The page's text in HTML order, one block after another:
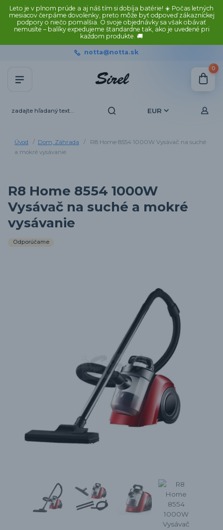
Leto je v plnom prúde a aj náš tím si dobíja batérie! ☀️ Počas letných
mesiacov čerpáme dovolenky, preto môže byť odpoveď zákazníckej
podpory o niečo pomalšia. O svoje objednávky sa však obávať
nemusíte – balíky expedujeme štandardne tak, ako je uvedené pri
každom produkte. 🚚
EUR
notta@notta.sk
0
Úvod Dom, Záhrada
R8 Home 8554 1000W Vysávač na suché
a mokré vysávanie
R8 Home 8554 1000W
Vysávač na suché a mokré
vysávanie
Odporúčame